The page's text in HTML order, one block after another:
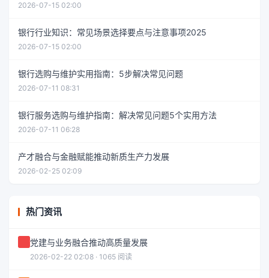
2026-07-15 02:00
银行行业知识：常见场景选择要点与注意事项2025
2026-07-15 02:00
银行选购与维护实用指南：5步解决常见问题
2026-07-11 08:31
银行服务选购与维护指南：解决常见问题5个实用方法
2026-07-11 06:28
产才融合与金融赋能推动新质生产力发展
2026-02-25 02:09
热门资讯
党建与业务融合推动高质量发展
2026-02-22 02:08 · 1065 阅读